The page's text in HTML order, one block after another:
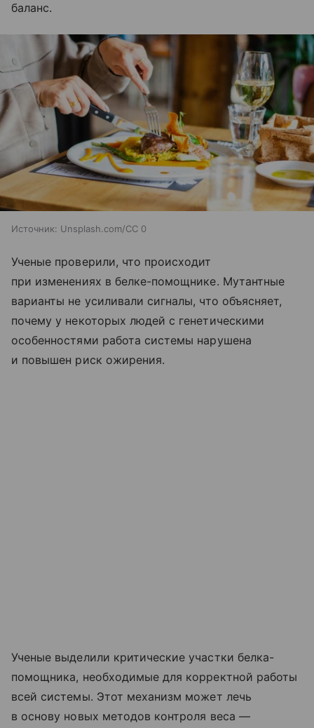
баланс.
Источник: Unsplash.com/CC 0
Ученые проверили, что происходит
при изменениях в белке-помощнике. Мутантные
варианты не усиливали сигналы, что объясняет,
почему у некоторых людей с генетическими
особенностями работа системы нарушена
и повышен риск ожирения.
Ученые выделили критические участки белка-
помощника, необходимые для корректной работы
всей системы. Этот механизм может лечь
в основу новых методов контроля веса —